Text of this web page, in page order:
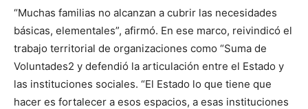
“Muchas familias no alcanzan a cubrir las necesidades
básicas, elementales”, afirmó. En ese marco, reivindicó el
trabajo territorial de organizaciones como “Suma de
Voluntades2 y defendió la articulación entre el Estado y
las instituciones sociales. “El Estado lo que tiene que
hacer es fortalecer a esos espacios, a esas instituciones